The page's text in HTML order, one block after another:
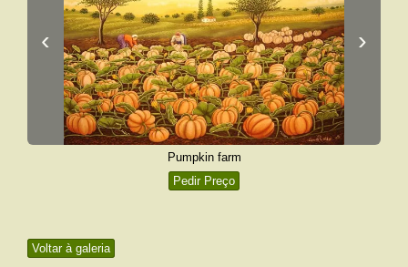
Voltar à galeria
‹ ›
Pumpkin farm
Pedir Preço